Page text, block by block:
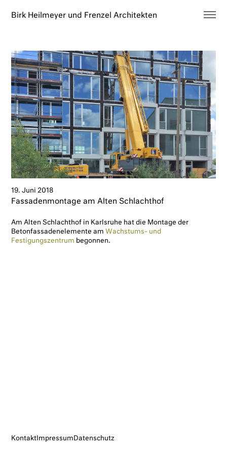
Birk Heilmeyer und Frenzel Architekten
Architektur
Holzbau
Büro
Neues
Kontakt
EN
19. Juni 2018
Fassadenmontage am Alten Schlachthof
Am Alten Schlachthof in Karlsruhe hat die Montage der
Betonfassadenelemente amWachstums- und
Festigungszentrum begonnen.
Kontakt Impressum Datenschutz